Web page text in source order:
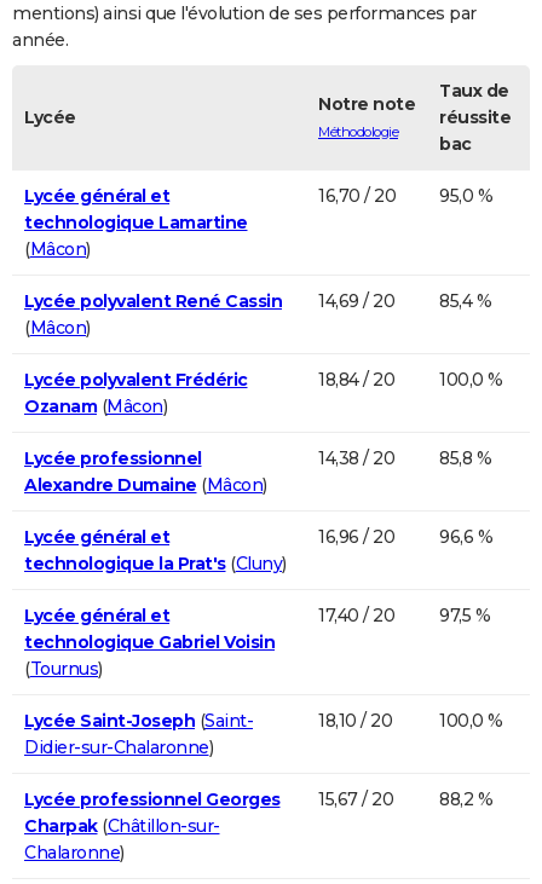
FORUM
mentions) ainsi que l'évolution de ses performances par
année.
Lycée
Notre note
Méthodologie
Taux de
réussite
bac
Lycée général et
technologique Lamartine
(Mâcon)
16,70 / 20 95,0 %
Lycée polyvalent René Cassin
(Mâcon)
14,69 / 20 85,4 %
Lycée polyvalent Frédéric
Ozanam(Mâcon)
18,84 / 20 100,0 %
Lycée professionnel
Alexandre Dumaine (Mâcon)
14,38 / 20 85,8 %
Lycée général et
technologique la Prat's(Cluny)
16,96 / 20 96,6 %
Lycée général et
technologique Gabriel Voisin
(Tournus)
17,40 / 20 97,5 %
Lycée Saint-Joseph (Saint-
Didier-sur-Chalaronne)
18,10 / 20 100,0 %
Lycée professionnel Georges
Charpak(Châtillon-sur-
Chalaronne)
15,67 / 20 88,2 %